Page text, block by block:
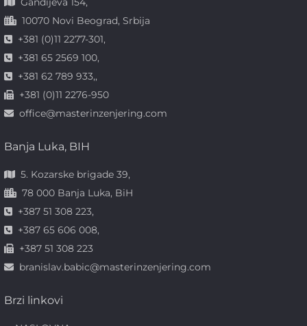
10070 Novi Beograd, Srbija
+381 (0)11 2277-301,
+381 65 2569 100,
+381 62 789 933,,
+381 (0)11 2276-950
office@masterinzenjering.com
Banja Luka, BIH
5. Kozarske brigade 39,
78 000 Banja Luka, BiH
+387 51 308 223,
+387 65 606 008,
+387 51 308 223
branislav.babic@masterinzenjering.com
Brzi linkovi